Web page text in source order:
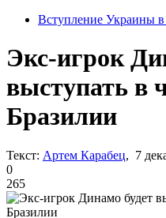
Вступление Украины
Экс-игрок
выступать в
Бразилии
Текст: Артем Карабец, 7
0
265